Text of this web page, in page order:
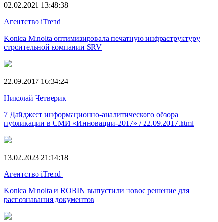
02.02.2021 13:48:38
Агентство iTrend
Konica Minolta оптимизировала печатную инфраструктуру
строительной компании SRV
22.09.2017 16:34:24
Николай Четверик
7 Дайджест информационно-аналитического обзора
публикаций в СМИ «Инновации-2017» / 22.09.2017.html
13.02.2023 21:14:18
Агентство iTrend
Konica Minolta и ROBIN выпустили новое решение для
распознавания документов